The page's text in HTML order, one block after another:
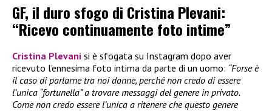
GF, il duro sfogo di Cristina Plevani:
“Ricevo continuamente foto intime”
Cristina Plevani si è sfogata su Instagram dopo aver
ricevuto l’ennesima foto intima da parte di un uomo: “Forse è
il caso di parlarne tra noi donne, perché non credo di essere
l’unica “fortunella” a trovare messaggi del genere in privato.
Come non credo essere l’unica a ritenere che questo genere